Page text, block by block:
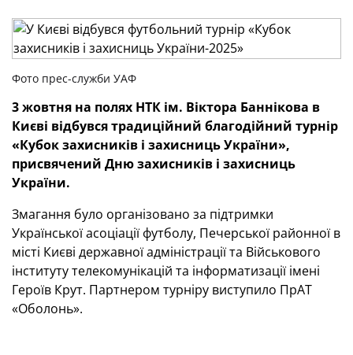
Фото прес-служби УАФ
3 жовтня на полях НТК ім. Віктора Баннікова в
Києві відбувся традиційний благодійний турнір
«Кубок захисників і захисниць України»,
присвячений Дню захисників і захисниць
України.
Змагання було організовано за підтримки
Української асоціації футболу, Печерської районної в
місті Києві державної адміністрації та Військового
інституту телекомунікацій та інформатизації імені
Героїв Крут. Партнером турніру виступило ПрАТ
«Оболонь».